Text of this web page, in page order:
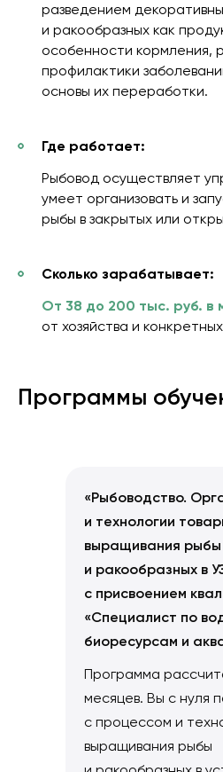
разведением
и ракообразных как
особенности кормления,
профилактики
основы их переработки.
Где работает:
Рыбовод осуществляет
умеет организовать и
рыбы в закрытых или
Сколько зарабатывает:
От 38 до 200 тыс. руб. в
от хозяйства и
Программы
«Рыбоводство.
и технологии
выращивания рыбы
и ракообразных в
с присвоением
«Специалист по
биоресурсам и
Программа
месяцев. Вы с нуля
с процессом и
выращивания рыбы